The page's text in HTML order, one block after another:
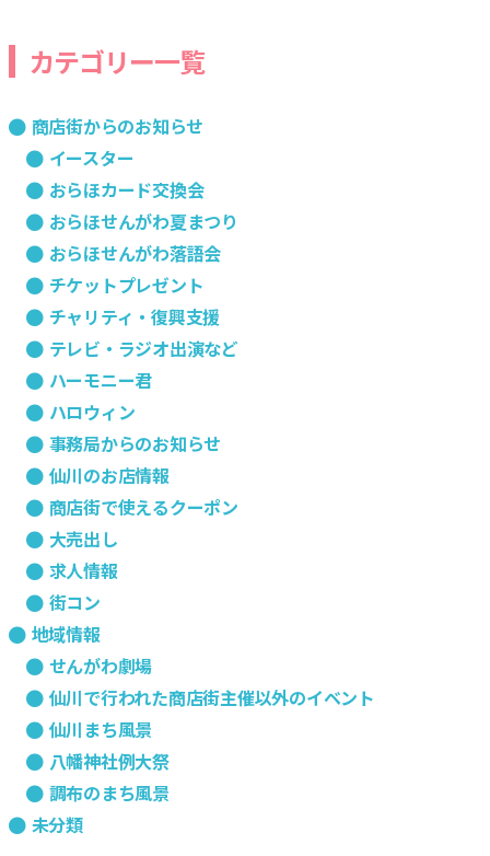
カテゴリー一覧
商店街からのお知らせ
イースター
おらほカード交換会
おらほせんがわ夏まつり
おらほせんがわ落語会
チケットプレゼント
チャリティ・復興支援
テレビ・ラジオ出演など
ハーモニー君
ハロウィン
事務局からのお知らせ
仙川のお店情報
商店街で使えるクーポン
大売出し
求人情報
街コン
地域情報
せんがわ劇場
仙川で行われた商店街主催以外のイベント
仙川まち風景
八幡神社例大祭
調布のまち風景
未分類